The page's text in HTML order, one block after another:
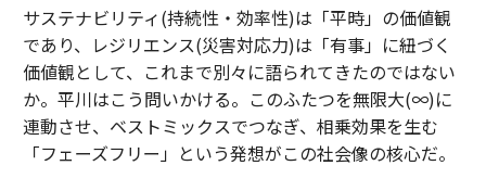
サステナビリティ(持続性・効率性)は「平時」の価値観
であり、レジリエンス(災害対応力)は「有事」に紐づく
価値観として、これまで別々に語られてきたのではない
か。平川はこう問いかける。このふたつを無限大(∞)に
連動させ、ベストミックスでつなぎ、相乗効果を生む
「フェーズフリー」という発想がこの社会像の核心だ。